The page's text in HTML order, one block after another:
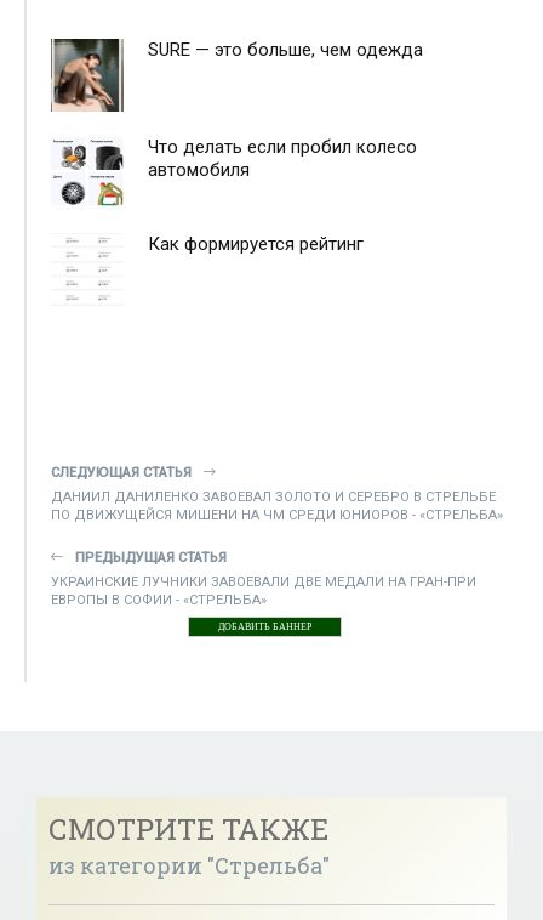
SURE — это больше, чем одежда
Что делать если пробил колесо
автомобиля
Как формируется рейтинг
СЛЕДУЮЩАЯ СТАТЬЯ
ДАНИИЛ ДАНИЛЕНКО ЗАВОЕВАЛ ЗОЛОТО И СЕРЕБРО В СТРЕЛЬБЕ
ПО ДВИЖУЩЕЙСЯ МИШЕНИ НА ЧМ СРЕДИ ЮНИОРОВ - «СТРЕЛЬБА»
ПРЕДЫДУЩАЯ СТАТЬЯ
УКРАИНСКИЕ ЛУЧНИКИ ЗАВОЕВАЛИ ДВЕ МЕДАЛИ НА ГРАН-ПРИ
ЕВРОПЫ В СОФИИ - «СТРЕЛЬБА»
ДОБАВИТЬ БАННЕР
СМОТРИТЕ ТАКЖЕ
из категории "Стрельба"